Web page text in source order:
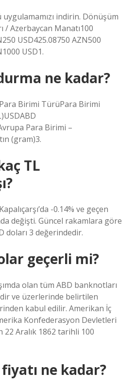
indirin. Dönüşüm
/ Azerbaycan Manatı100
USD425.08750 AZN500
USD1.
ne kadar?
Birimi TürüPara Birimi
Para Birimi –
(gram)3.
TL
-0.14% ve geçen
değişti. Güncel rakamlara göre
doları 3 değerindedir.
geçerli mi?
olan tüm ABD banknotları
ve üzerlerinde belirtilen
kabul edilir. Amerikan İç
Konfederasyon Devletleri
22 Aralık 1862 tarihli 100
fiyatı ne kadar?